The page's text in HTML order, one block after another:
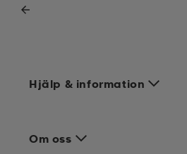
Hjälp & information
Om oss